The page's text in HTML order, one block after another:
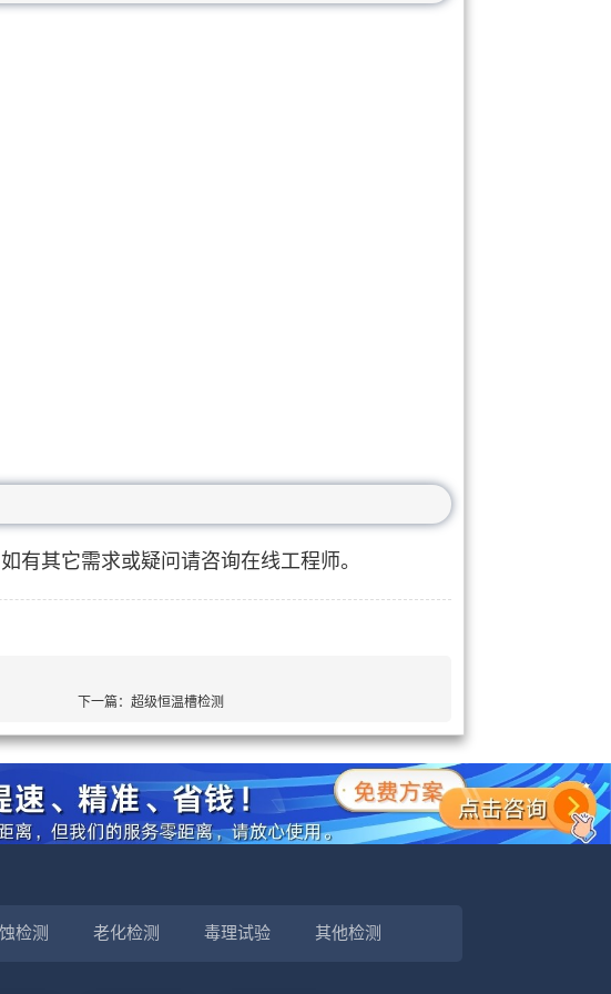
有其它需求或疑问请咨询在线工程师。
下一篇： 超级恒温槽检测
检测 老化检测 毒理试验 其他检测